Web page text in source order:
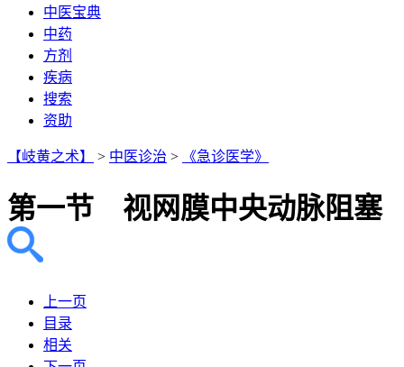
中医宝典
中药
方剂
疾病
搜索
资助
【岐黄之术】 > 中医诊治 > 《急诊医学》
第一节 视网膜中央动脉阻塞
上一页
目录
相关